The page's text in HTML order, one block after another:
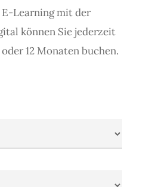
Learning mit der
können Sie jederzeit
12 Monaten buchen.